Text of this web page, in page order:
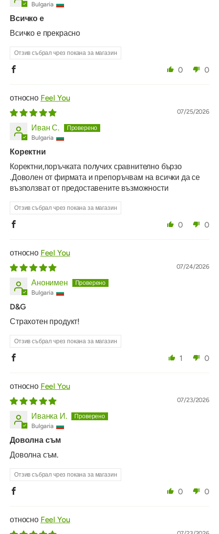
Bulgaria
Всичко е
Всичко е прекрасно
Отзив събрал чрез покана за магазин
0 0
Feel You
07/25/2026
Иван С.
Bulgaria
Коректни
Коректни,поръчката получих сравнително бързо
.Доволен от фирмата и препоръчвам на всички да се
възползват от предоставените възможности
Отзив събрал чрез покана за магазин
0 0
Feel You
07/24/2026
Анонимен
Bulgaria
D&G
Страхотен продукт!
Отзив събрал чрез покана за магазин
1 0
Feel You
07/23/2026
Иванка И.
Bulgaria
Доволна съм
Доволна съм.
Отзив събрал чрез покана за магазин
0 0
Feel You